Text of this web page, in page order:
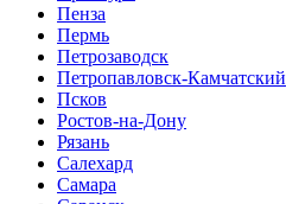
Пенза
Пермь
Петрозаводск
Петропавловск-Камчатский
Псков
Ростов-на-Дону
Рязань
Салехард
Самара